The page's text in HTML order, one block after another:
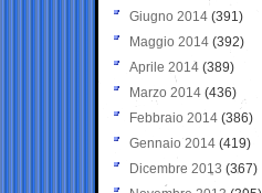
Giugno 2014 (391)
Maggio 2014 (392)
Aprile 2014 (389)
Marzo 2014 (436)
Febbraio 2014 (386)
Gennaio 2014 (419)
Dicembre 2013 (367)